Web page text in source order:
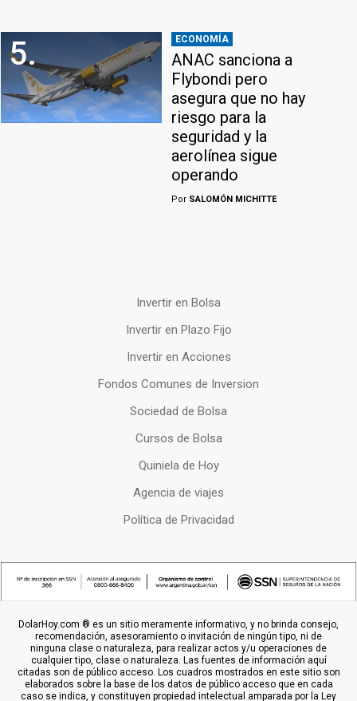
5. ECONOMÍA
ANAC sanciona a
Flybondi pero
asegura que no hay
riesgo para la
seguridad y la
aerolínea sigue
operando
Por SALOMÓN MICHITTE
Invertir en Bolsa
Invertir en Plazo Fijo
Invertir en Acciones
Fondos Comunes de Inversion
Sociedad de Bolsa
Cursos de Bolsa
Quiniela de Hoy
Agencia de viajes
Política de Privacidad
DolarHoy.com ® es un sitio meramente informativo, y no brinda consejo,
recomendación, asesoramiento o invitación de ningún tipo, ni de
ninguna clase o naturaleza, para realizar actos y/u operaciones de
cualquier tipo, clase o naturaleza. Las fuentes de información aquí
citadas son de público acceso. Los cuadros mostrados en este sitio son
elaborados sobre la base de los datos de público acceso que en cada
caso se indica, y constituyen propiedad intelectual amparada por la Ley